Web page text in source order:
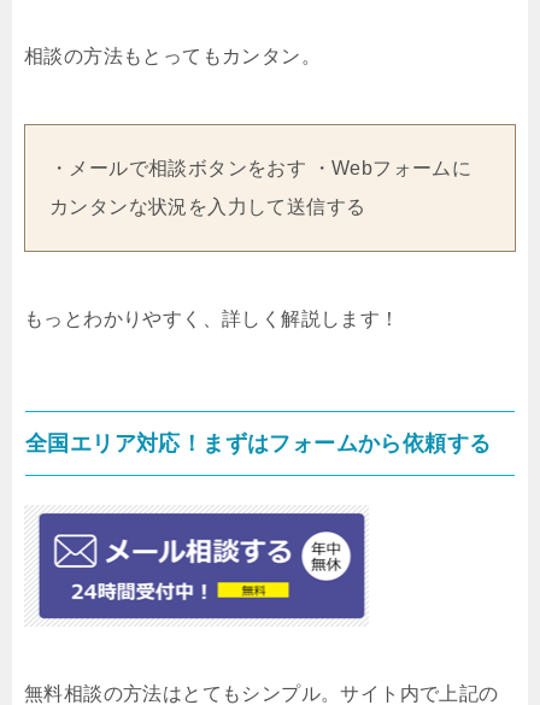
相談の方法もとってもカンタン。
・メールで相談ボタンをおす ・Webフォームに
カンタンな状況を入力して送信する
もっとわかりやすく、詳しく解説します！
全国エリア対応！まずはフォームから依頼する
無料相談の方法はとてもシンプル。サイト内で上記の